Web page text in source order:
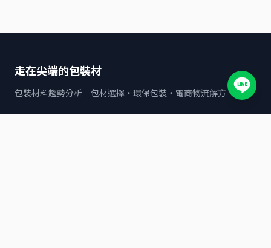
走在尖端的包裝材
包裝材料趨勢分析｜包材選擇・環保包裝・電商物流解方